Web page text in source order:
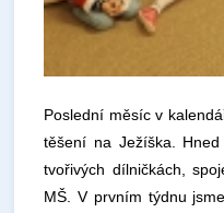
Poslední měsíc v
těšení na Ježíška.
tvořivých dílničkách,
MŠ. V prvním týdnu